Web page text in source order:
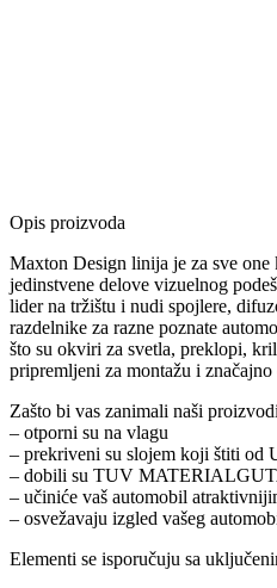
Opis proizvoda
Maxton Design linija je za sve one
jedinstvene delove vizuelnog
lider na tržištu i nudi spojlere,
razdelnike za razne poznate
što su okviri za svetla, preklopi,
pripremljeni za montažu i
Zašto bi vas zanimali naši
– otporni su na vlagu
– prekriveni su slojem koji štiti od
– dobili su TUV
– učiniće vaš automobil
– osvežavaju izgled vašeg
Elementi se isporučuju sa